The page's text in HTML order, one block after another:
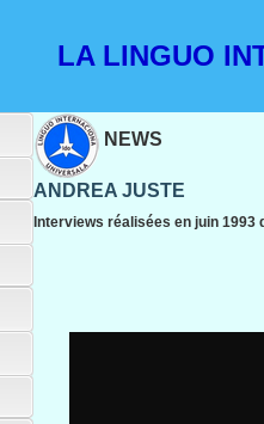
LA LINGUO
NEWS
ANDREA JUSTE
Interviews réalisées en juin 1993